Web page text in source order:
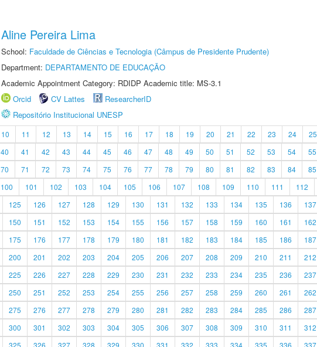
Aline Pereira Lima
School: Faculdade de Ciências e Tecnologia (Câmpus de Presidente Prudente)
Department: DEPARTAMENTO DE EDUCAÇÃO
Academic Appointment Category: RDIDP Academic title: MS-3.1
Orcid
CV Lattes
ResearcherID
Repositório Institucional UNESP
10 11 12 13 14 15 16 17 18 19 20 21 22 23 24 25
40 41 42 43 44 45 46 47 48 49 50 51 52 53 54 55
70 71 72 73 74 75 76 77 78 79 80 81 82 83 84 85
100 101 102 103 104 105 106 107 108 109 110 111 112
125 126 127 128 129 130 131 132 133 134 135 136 137
150 151 152 153 154 155 156 157 158 159 160 161 162
175 176 177 178 179 180 181 182 183 184 185 186 187
200 201 202 203 204 205 206 207 208 209 210 211 212
225 226 227 228 229 230 231 232 233 234 235 236 237
250 251 252 253 254 255 256 257 258 259 260 261 262
275 276 277 278 279 280 281 282 283 284 285 286 287
300 301 302 303 304 305 306 307 308 309 310 311 312
325 326 327 328 329 330 331 332 333 334 335 336 337